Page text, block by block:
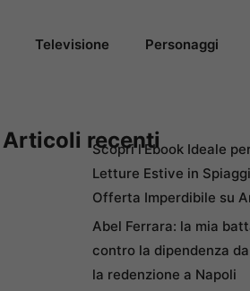
Televisione Personaggi
Articoli recentiScopri l’Ebook Ideale
Letture Estive in
Offerta Imperdibile su
Abel Ferrara: la mia
contro la dipendenza
la redenzione a Napoli